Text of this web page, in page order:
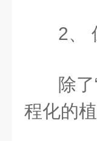
2、
除
程化的